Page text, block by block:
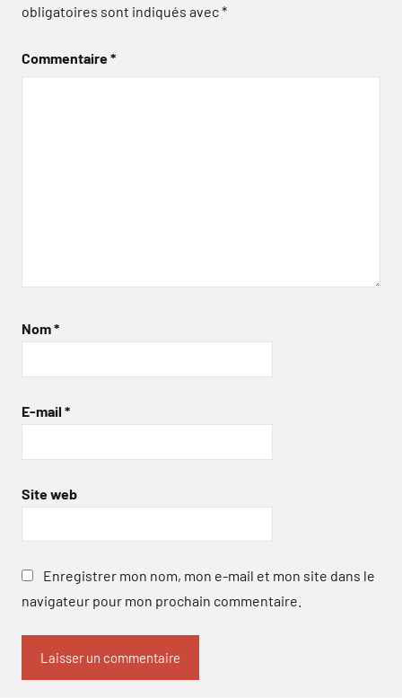
obligatoires sont indiqués avec*
Commentaire*
Nom*
E-mail *
Site web
Enregistrer mon nom, mon e-mail et mon site dans le
navigateur pour mon prochain commentaire.